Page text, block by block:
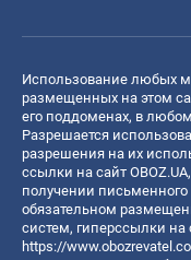
Использование любых
размещенных на этом
его поддоменах, в
Разрешается
разрешения на их
ссылки на сайт
получении
обязательном
систем, гиперссылки на
https://